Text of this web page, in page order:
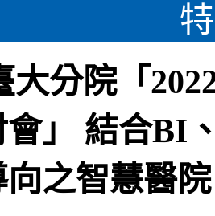
大分院「
會」 結合BI
之智慧醫院